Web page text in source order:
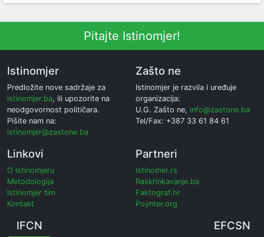
Pitajte Istinomjer!
Istinomjer
Predložite nove sadržaje za
istinomjer.ba, ili upozorite na
neodgovornost političara.
Pišite nam na:
istinomjer@zastone.ba
Zašto ne
Istinomjer je razvila i uređuje
organizacija:
U.G. Zašto ne, info@zastone.ba
Tel/Fax: +387 33 61 84 61
Linkovi
O Istinomjeru
Metodologija
Istinomjer tim
Kontakt
Partneri
Istinomer.rs
Raskrinkavanje.ba
Faktograf.hr
Poynter.org
IFCN EFCSN